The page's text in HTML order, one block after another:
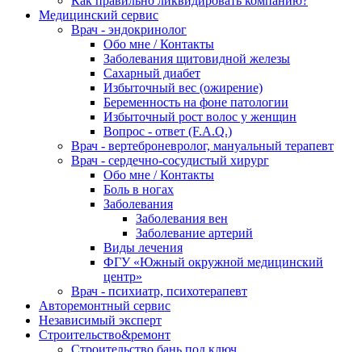
Медицинский сервис
Врач - эндокринолог
Обо мне / Контакты
Заболевания щитовидной железы
Сахарный диабет
Избыточный вес (ожирение)
Беременность на фоне патологии
Избыточный рост волос у женщин
Вопрос - ответ (F.A.Q.)
Врач - вертеброневролог, мануальный терапевт
Врач - сердечно-сосудистый хирург
Обо мне / Контакты
Боль в ногах
Заболевания
Заболевания вен
Заболевание артерий
Виды лечения
ФГУ «Южный окружной медицинский
центр»
Врач - психиатр, психотерапевт
Авторемонтный сервис
Независимый эксперт
Строительство&ремонт
Строительство бань под ключ